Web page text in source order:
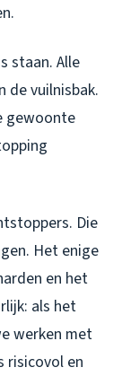
staan. Alle
de vuilnisbak.
gewoonte
Die
Het enige
en het
als het
werken met
risicovol en